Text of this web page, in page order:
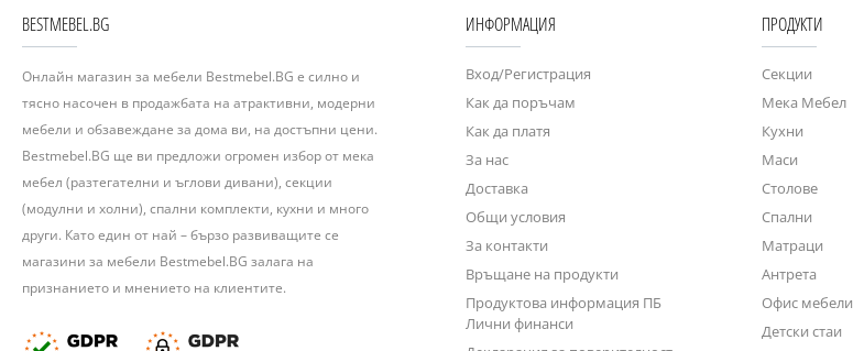
BESTMEBEL.BG
Онлайн магазин за мебели Bestmebel.BG е силно и
тясно насочен в продажбата на атрактивни, модерни
мебели и обзавеждане за дома ви, на достъпни цени.
Bestmebel.BG ще ви предложи огромен избор от мека
мебел (разтегателни и ъглови дивани), секции
(модулни и холни), спални комплекти, кухни и много
други. Като един от най – бързо развиващите се
магазини за мебели Bestmebel.BG залага на
признанието и мнението на клиентите.
ИНФОРМАЦИЯ
Вход/Регистрация
Как да поръчам
Как да платя
За нас
Доставка
Общи условия
За контакти
Връщане на продукти
Продуктова информация ПБ
Лични финанси
ПРОДУКТИ
Секции
Мека Мебел
Кухни
Маси
Столове
Спални
Матраци
Антрета
Офис мебели
Детски стаи